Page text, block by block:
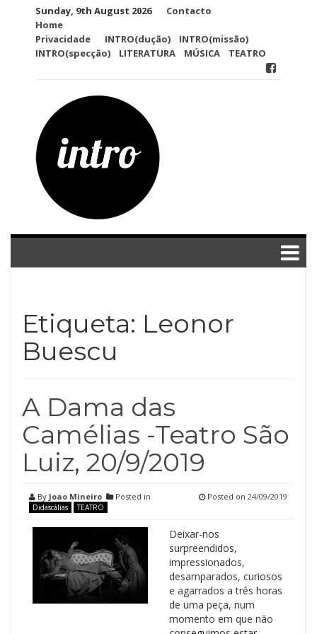
Sunday, 9th August 2026
Contacto
Home
Privacidade
INTRO(dução)
INTRO(missão)
INTRO(specção)
LITERATURA MÚSICA TEATRO
Etiqueta: Leonor
Buescu
A Dama das
Camélias -Teatro São
Luiz, 20/9/2019
By Joao Mineiro Posted in
Didascálias TEATRO
Posted on 24/09/2019
Deixar-nos
surpreendidos,
impressionados,
desamparados, curiosos
e agarrados a três horas
de uma peça, num
momento em que não